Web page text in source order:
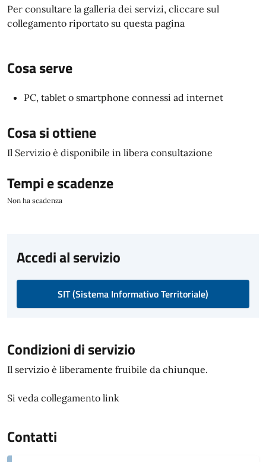
Per consultare la galleria dei servizi, cliccare sul
collegamento riportato su questa pagina
Cosa serve
PC, tablet o smartphone connessi ad internet
Cosa si ottiene
Il Servizio è disponibile in libera consultazione
Tempi e scadenze
Non ha scadenza
Accedi al servizio
SIT (Sistema Informativo Territoriale)
Condizioni di servizio
Il servizio è liberamente fruibile da chiunque.
Si veda collegamento link
Contatti